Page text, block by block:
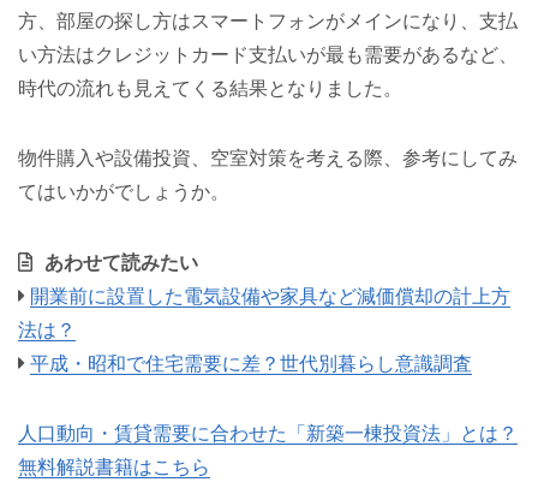
方、部屋の探し方はスマートフォンがメインになり、支払
い方法はクレジットカード支払いが最も需要があるなど、
時代の流れも見えてくる結果となりました。
物件購入や設備投資、空室対策を考える際、参考にしてみ
てはいかがでしょうか。
あわせて読みたい
開業前に設置した電気設備や家具など減価償却の計上方
法は？
平成・昭和で住宅需要に差？世代別暮らし意識調査
人口動向・賃貸需要に合わせた「新築一棟投資法」とは？
無料解説書籍はこちら